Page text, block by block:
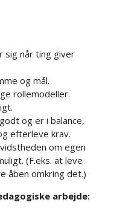
sig når ting giver
og mål.​
rollemodeller.​
og er i balance,
efterleve krav.​
om egen
(F.eks. at leve
åben omkring det.)​
arbejde:​